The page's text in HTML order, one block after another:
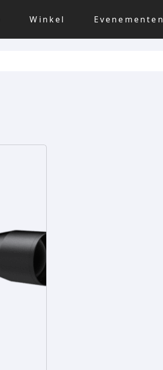
Winkel Evenementen